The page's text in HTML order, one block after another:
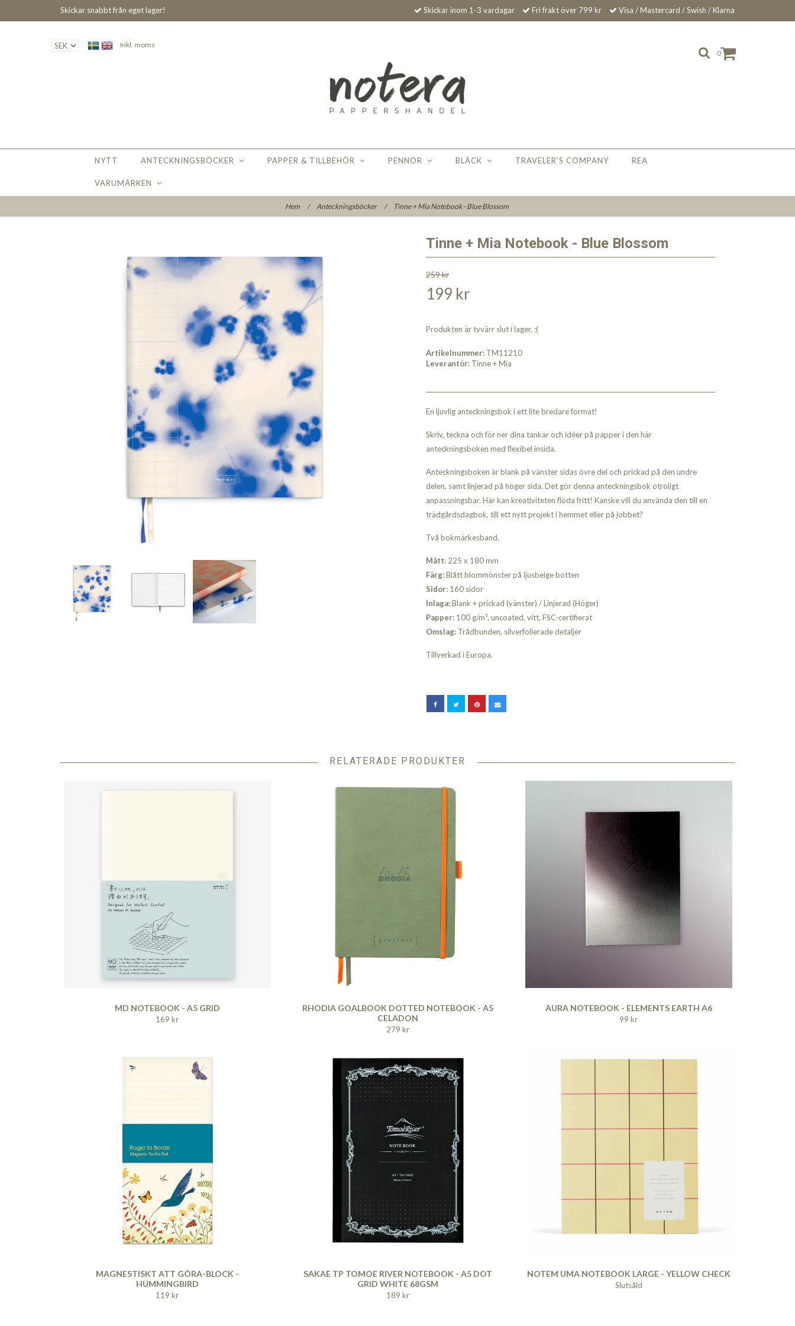
Skickar snabbt från eget lager! Skickar inom 1-3 vardagar Fri frakt över 799 kr Visa / Mastercard / Swish / Klarna
0
Inkl. moms
NYTT ANTECKNINGSBÖCKER PAPPER & TILLBEHÖR PENNOR BLÄCK TRAVELER'S COMPANY REA
VARUMÄRKEN
Hem / Anteckningsböcker / Tinne + Mia Notebook - Blue Blossom
Tinne + Mia Notebook - Blue Blossom
259 kr
199 kr
Produkten är tyvärr slut i lager. :(
Artikelnummer: TM11210
Leverantör: Tinne + Mia
En ljuvlig anteckningsbok i ett lite bredare format!
Skriv, teckna och för ner dina tankar och idéer på papper i den här
anteckningsboken med flexibel insida.
Anteckningsboken är blank på vänster sidas övre del och prickad på den undre
delen, samt linjerad på höger sida. Det gör denna anteckningsbok otroligt
anpassningsbar. Här kan kreativiteten flöda fritt! Kanske vill du använda den till en
trädgårdsdagbok, till ett nytt projekt i hemmet eller på jobbet?
Två bokmärkesband.
Mått: 225 x 180 mm
Färg:Blått blommönster på ljusbeige botten
Sidor: 160 sidor
Inlaga:Blank + prickad (vänster) / Linjerad (Höger)
Papper: 100 g/m², uncoated, vitt, FSC-certifierat
Omslag: Trådbunden, silverfolierade detaljer
Tillverkad i Europa.
RELATERADE PRODUKTER
MD NOTEBOOK - A5 GRID
169 kr
RHODIA GOALBOOK DOTTED NOTEBOOK - A5
CELADON
279 kr
AURA NOTEBOOK - ELEMENTS EARTH A6
99 kr
MAGNESTISKT ATT GÖRA-BLOCK -
HUMMINGBIRD
119 kr
SAKAE TP TOMOE RIVER NOTEBOOK - A5 DOT
GRID WHITE 68GSM
189 kr
NOTEM UMA NOTEBOOK LARGE - YELLOW CHECK
Slutsåld